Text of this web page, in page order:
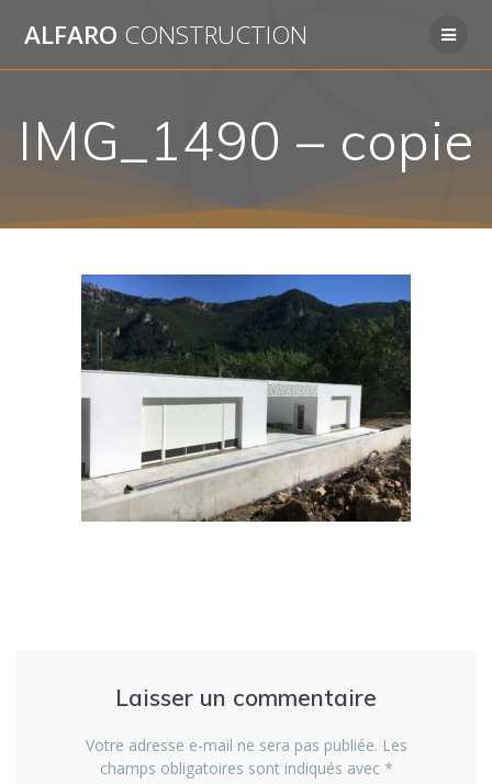
au
ALFARO CONSTRUCTION
IMG_1490 – copie
Laisser un commentaire
Votre adresse e-mail ne sera pas publiée. Les
champs obligatoires sont indiqués avec *